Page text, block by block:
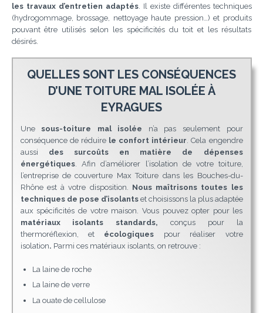
les travaux d’entretien adaptés. Il existe différentes techniques
(hydrogommage, brossage, nettoyage haute pression…) et produits
pouvant être utilisés selon les spécificités du toit et les résultats
désirés.
QUELLES SONT LES CONSÉQUENCES
D’UNE TOITURE MAL ISOLÉE À
EYRAGUES
Unesous-toiture mal isolée n’a pas seulement pour
conséquence de réduirele confort intérieur. Cela engendre
aussi des surcoûts en matière de dépenses
énergétiques. Afin d’améliorer l’isolation de votre toiture,
l’entreprise de couverture Max Toiture dans les Bouches-du-
Rhône est à votre disposition. Nous maîtrisons toutes les
techniques de pose d’isolantset choisissons la plus adaptée
aux spécificités de votre maison. Vous pouvez opter pour les
matériaux isolants standards, conçus pour la
thermoréflexion, et écologiques pour réaliser votre
isolation. Parmi ces matériaux isolants, on retrouve :
La laine de roche
La laine de verre
La ouate de cellulose